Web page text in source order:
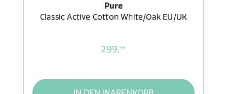
Pure
Classic Active Cotton White/Oak EU/UK
299,99